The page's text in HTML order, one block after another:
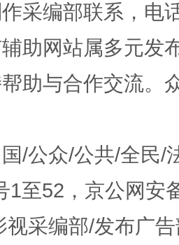
任有效落实 一纸欠
采编部联系，电
助网站属多元发
助与合作交流。
/公众/公共/全民/
1至52，京公网安
视采编部/发布广